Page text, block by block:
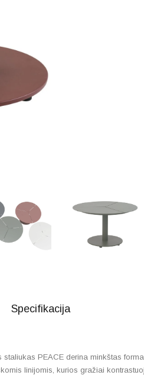
Specifikacija
PEACE derina minkštas
linijomis, kurios gražiai